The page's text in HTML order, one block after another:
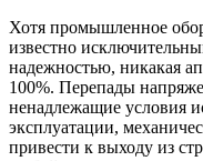
Хотя промышленное
известно
надежностью, никакая
100%. Перепады
ненадлежащие условия
эксплуатации,
привести к выходу из